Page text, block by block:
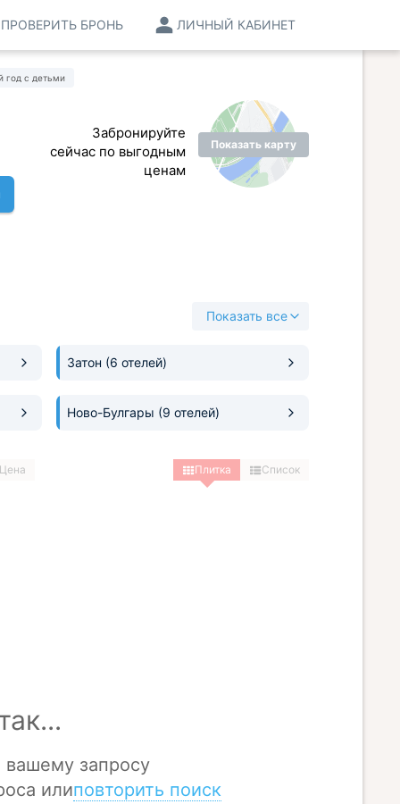
ЛИЧНЫЙ КАБИНЕТ
ПРОВЕРИТЬ БРОНЬ
год с детьми
Показать карту
Забронируйте
сейчас по выгодным
ценам
Показать все
Затон (6 отелей)
Ново-Булгары (9 отелей)
Цена Плитка Список